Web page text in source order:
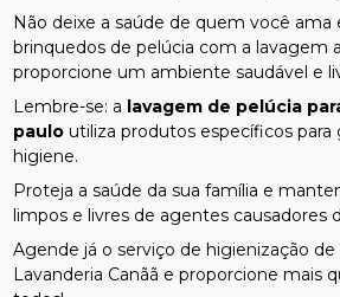
Não deixe a saúde de quem você ama
brinquedos de pelúcia com a lavagem
proporcione um ambiente saudável e
Lembre-se: a lavagem de pelúcia
paulo utiliza produtos específicos para
higiene.
Proteja a saúde da sua família e
limpos e livres de agentes causadores
Agende já o serviço de higienização
Lavanderia Canãã e proporcione mais